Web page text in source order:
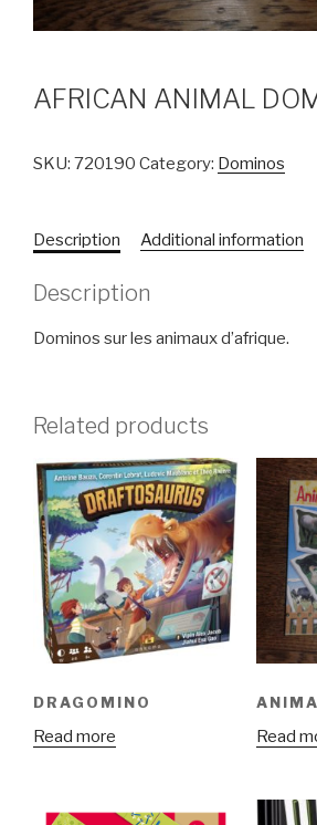
AFRICAN ANIMAL
SKU: 720190 Category: Dominos
Description Additional information
Description
Dominos sur les animaux d’afrique.
Related products
DRAGOMINO
Read more Read